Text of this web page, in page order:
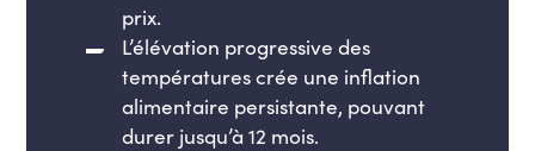
prix.
L’élévation progressive des
températures crée une inflation
alimentaire persistante, pouvant
durer jusqu’à 12 mois.